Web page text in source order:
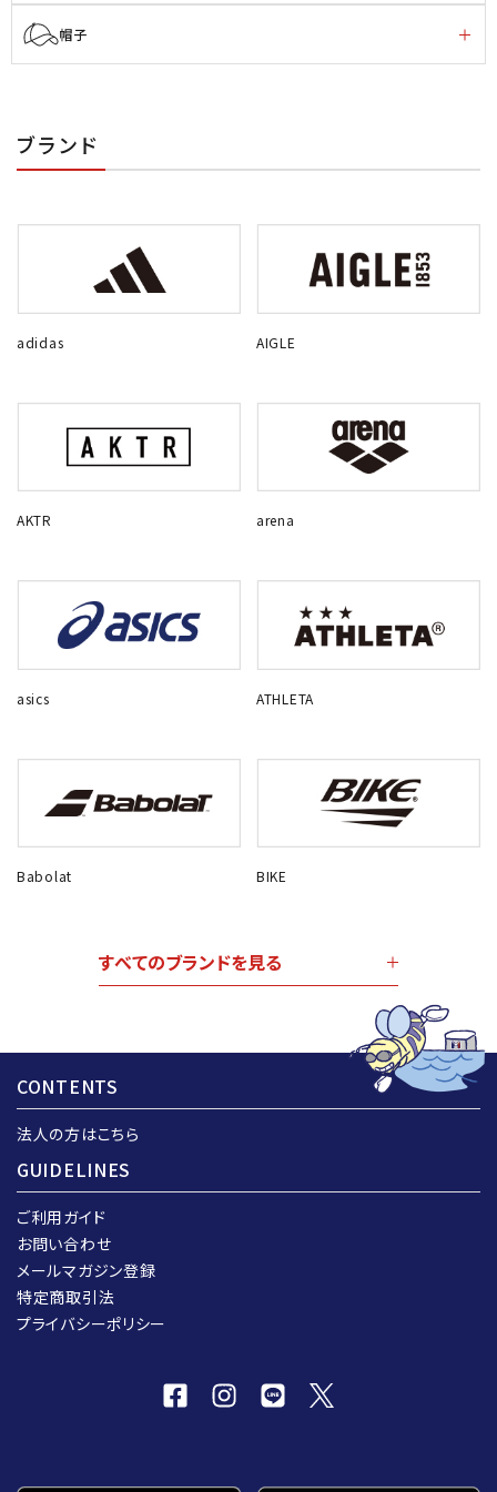
帽子
ブランド
adidas AIGLE
AKTR arena
asics ATHLETA
Babolat BIKE
すべてのブランドを見る
CONTENTS
法人の方はこちら
GUIDELINES
ご利用ガイド
お問い合わせ
メールマガジン登録
特定商取引法
プライバシーポリシー